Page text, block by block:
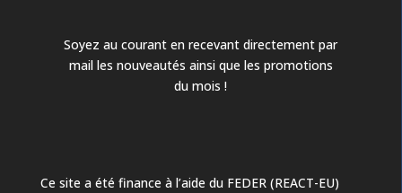
Soyez au courant en recevant directement par
mail les nouveautés ainsi que les promotions
du mois !
Ce site a été finance à l’aide du FEDER (REACT-EU)